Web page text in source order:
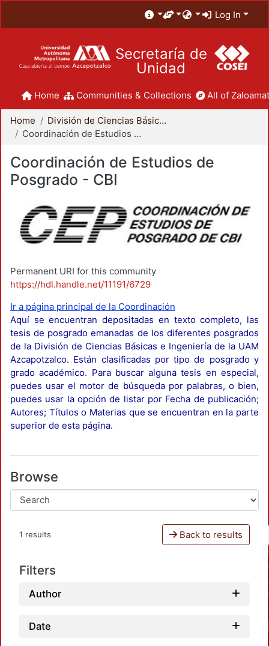
Log In
Secretaría de
Unidad
Home Communities & Collections All of
Home
División de Ciencias Básicas e Ingeniería
Coordinación de Estudios de Posgrado - CBI
Coordinación de Estudios de
Posgrado - CBI
Permanent URI for this community
https://hdl.handle.net/11191/6729
Ir a página principal de la Coordinación
Aquí se encuentran depositadas en texto completo, las
tesis de posgrado emanadas de los diferentes posgrados
de la División de Ciencias Básicas e Ingeniería de la UAM
Azcapotzalco. Están clasificadas por tipo de posgrado y
grado académico. Para buscar alguna tesis en especial,
puedes usar el motor de búsqueda por palabras, o bien,
puedes usar la opción de listar por Fecha de publicación;
Autores; Títulos o Materias que se encuentran en la parte
superior de esta página.
Browse
1 results Back to results
Filters
Author
Date